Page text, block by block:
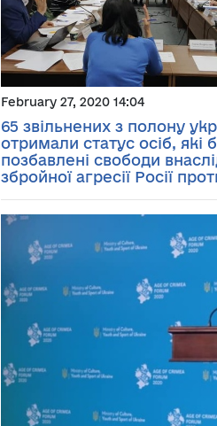
February 27, 2020 14:04
65 звільнених з полону
отримали статус осіб, які
позбавлені свободи
збройної агресії Росії